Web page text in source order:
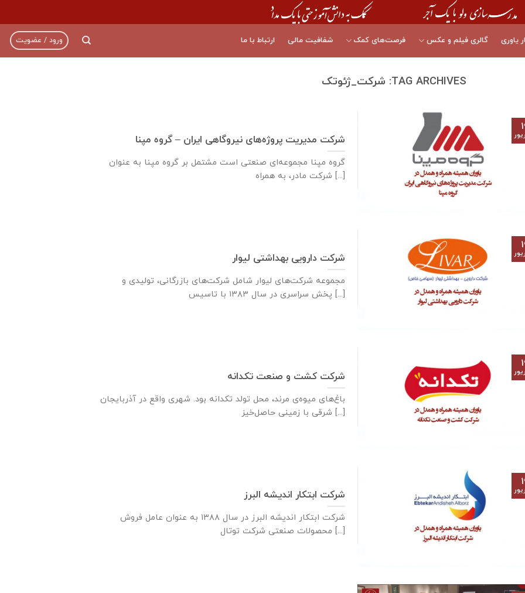
یاوری گالری فیلم و عکس فرصت‌های کمک شفافیت مالی ارتباط با ما ورود / عضویت
TAG ARCHIVES: شرکت_ژئوتک
شرکت مدیریت پروژه‌های نیروگاهی ایران – گروه مپنا
گروه مپنا مجموعه‌ای صنعتى است مشتمل بر گروه مپنا به عنوان
شرکت مادر، به همراه [...]
شرکت دارویی بهداشتی لیوار
مجموعه شرکت‌های لیوار شامل شرکت‌های بازرگانی، تولیدی و
پخش سراسری در سال ۱۳۸۳ با تاسیس [...]
شرکت کشت و صنعت تکدانه
باغ‌های میوه‌ی مرند، محل تولد تکدانه بود. شهری واقع در آذربایجان
شرقی با زمینی حاصل‌خیز [...]
شرکت ابتکار اندیشه البرز
شركت ابتكار اندیشه البرز در سال ١٣٨٨ به عنوان عامل فروش
محصولات صنعتی شركت توتال [...]